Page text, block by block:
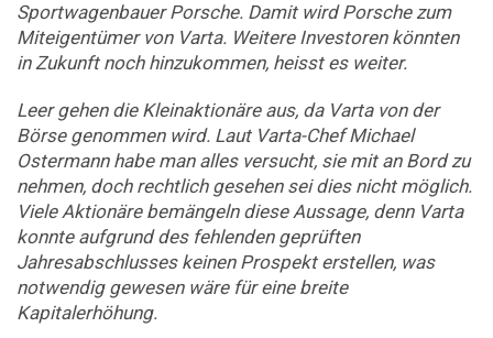
Sportwagenbauer Porsche. Damit wird Porsche zum
Miteigentümer von Varta. Weitere Investoren könnten
in Zukunft noch hinzukommen, heisst es weiter.
Leer gehen die Kleinaktionäre aus, da Varta von der
Börse genommen wird. Laut Varta-Chef Michael
Ostermann habe man alles versucht, sie mit an Bord zu
nehmen, doch rechtlich gesehen sei dies nicht möglich.
Viele Aktionäre bemängeln diese Aussage, denn Varta
konnte aufgrund des fehlenden geprüften
Jahresabschlusses keinen Prospekt erstellen, was
notwendig gewesen wäre für eine breite
Kapitalerhöhung.